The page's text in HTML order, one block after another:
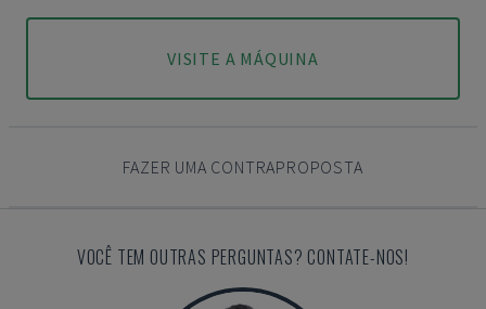
VISITE A MÁQUINA
FAZER UMA CONTRAPROPOSTA
VOCÊ TEM OUTRAS PERGUNTAS? CONTATE-NOS!